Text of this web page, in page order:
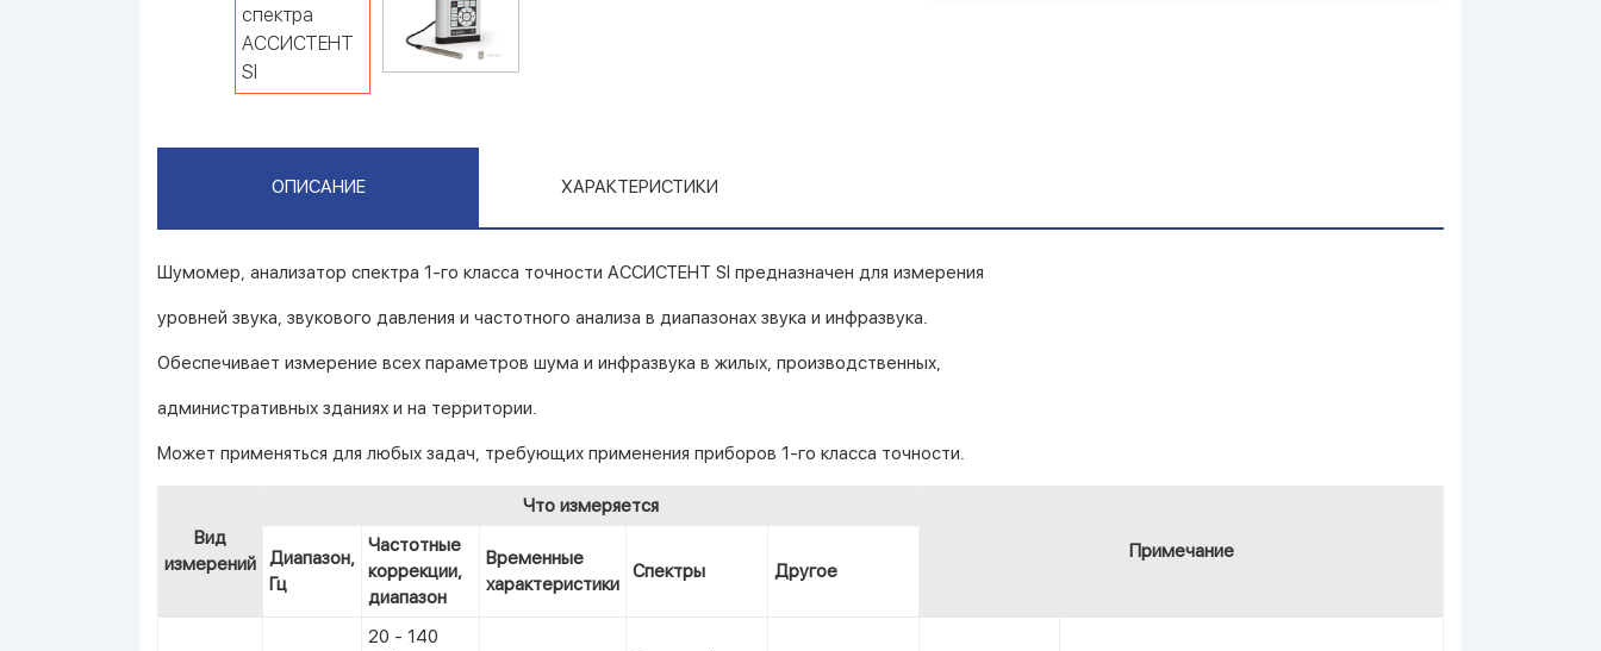
ОПИСАНИЕ ХАРАКТЕРИСТИКИ
Шумомер, анализатор спектра 1-го класса точности АССИСТЕНТ SI предназначен для измерения
уровней звука, звукового давления и частотного анализа в диапазонах звука и инфразвука.
Обеспечивает измерение всех параметров шума и инфразвука в жилых, производственных,
административных зданиях и на территории.
Может применяться для любых задач, требующих применения приборов 1-го класса точности.
Вид
измерений
Что измеряется
Примечание
Диапазон,
Гц
Частотные
коррекции,
диапазон
Временные
характеристики
Спектры Другое
20 - 140